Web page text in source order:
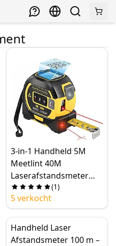
3-in-1 Handheld 5M
Meetlint 40M
Laserafstandsmeter
met Britse en Metrische
Eenheid
(1)
5 verkocht
Handheld Laser
Afstandsmeter 100 m –